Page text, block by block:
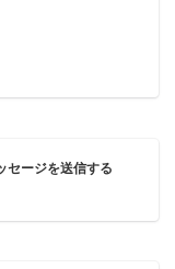
ージを送信する